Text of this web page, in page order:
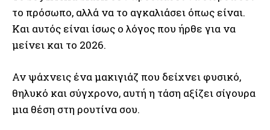
το πρόσωπο, αλλά να το αγκαλιάσει όπως είναι.
Και αυτός είναι ίσως ο λόγος που ήρθε για να
μείνει και το 2026.
Αν ψάχνεις ένα μακιγιάζ που δείχνει φυσικό,
θηλυκό και σύγχρονο, αυτή η τάση αξίζει σίγουρα
μια θέση στη ρουτίνα σου.